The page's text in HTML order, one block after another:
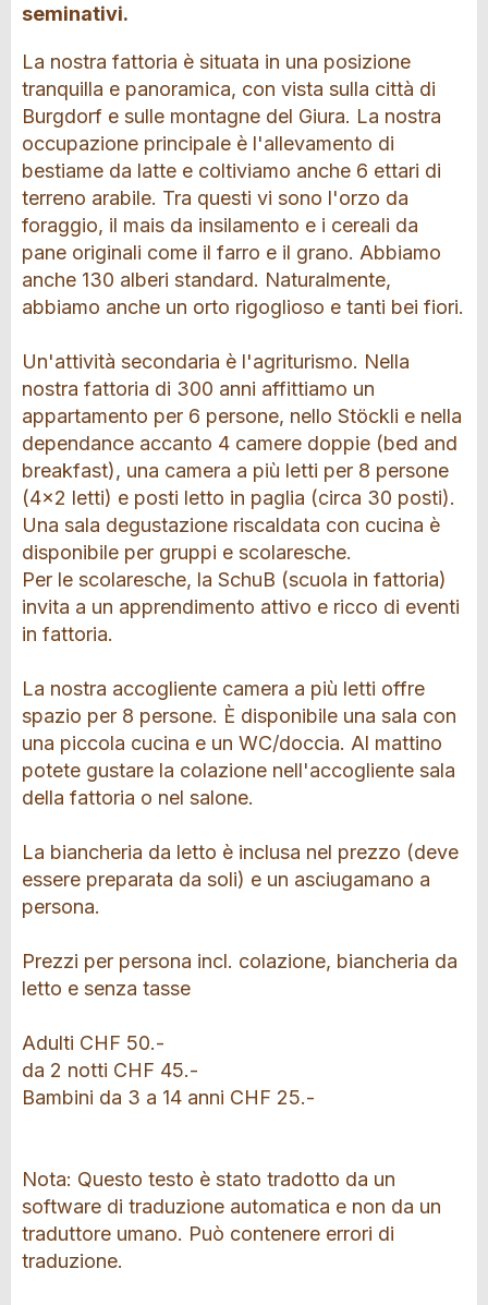
seminativi.
La nostra fattoria è situata in una posizione
tranquilla e panoramica, con vista sulla città di
Burgdorf e sulle montagne del Giura. La nostra
occupazione principale è l'allevamento di
bestiame da latte e coltiviamo anche 6 ettari di
terreno arabile. Tra questi vi sono l'orzo da
foraggio, il mais da insilamento e i cereali da
pane originali come il farro e il grano. Abbiamo
anche 130 alberi standard. Naturalmente,
abbiamo anche un orto rigoglioso e tanti bei fiori.
Un'attività secondaria è l'agriturismo. Nella
nostra fattoria di 300 anni affittiamo un
appartamento per 6 persone, nello Stöckli e nella
dependance accanto 4 camere doppie (bed and
breakfast), una camera a più letti per 8 persone
(4x2 letti) e posti letto in paglia (circa 30 posti).
Una sala degustazione riscaldata con cucina è
disponibile per gruppi e scolaresche.
Per le scolaresche, la SchuB (scuola in fattoria)
invita a un apprendimento attivo e ricco di eventi
in fattoria.
La nostra accogliente camera a più letti offre
spazio per 8 persone. È disponibile una sala con
una piccola cucina e un WC/doccia. Al mattino
potete gustare la colazione nell'accogliente sala
della fattoria o nel salone.
La biancheria da letto è inclusa nel prezzo (deve
essere preparata da soli) e un asciugamano a
persona.
Prezzi per persona incl. colazione, biancheria da
letto e senza tasse
Adulti CHF 50.-
da 2 notti CHF 45.-
Bambini da 3 a 14 anni CHF 25.-
Nota: Questo testo è stato tradotto da un
software di traduzione automatica e non da un
traduttore umano. Può contenere errori di
traduzione.